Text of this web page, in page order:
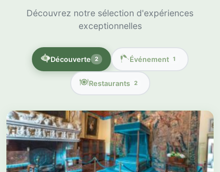
Découvrez notre sélection d'expériences
exceptionnelles
Découverte 2 Événement 1
Restaurants 2